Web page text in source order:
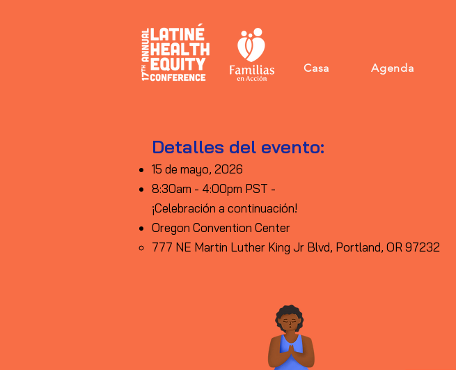
Casa Agenda
Detalles del evento:
15 de mayo, 2026
8:30am - 4:00pm PST -
¡Celebración a continuación!
Oregon Convention Center
​777 NE Martin Luther King Jr Blvd, Portland, OR 97232